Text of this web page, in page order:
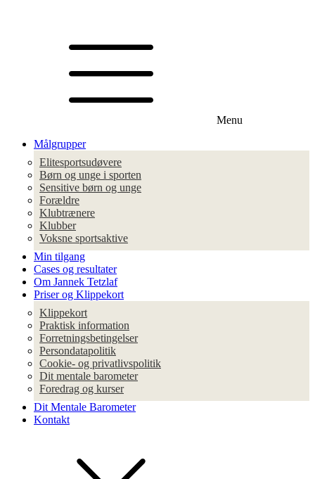
Menu
Målgrupper
Elitesportsudøvere
Børn og unge i sporten
Sensitive børn og unge
Forældre
Klubtrænere
Klubber
Voksne sportsaktive
Min tilgang
Cases og resultater
Om Jannek Tetzlaf
Priser og Klippekort
Klippekort
Praktisk information
Forretningsbetingelser
Persondatapolitik
Cookie- og privatlivspolitik
Dit mentale barometer
Foredrag og kurser
Dit Mentale Barometer
Kontakt